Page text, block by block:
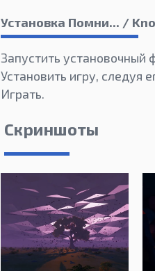
Установка Помни... /
Запустить установочный
Установить игру, следуя
Играть.
Скриншоты